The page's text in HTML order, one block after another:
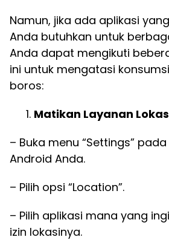
Namun, jika ada aplikasi
Anda butuhkan untuk
Anda dapat mengikuti
ini untuk mengatasi
boros:
Matikan Layanan
– Buka menu “Settings”
Android Anda.
– Pilih opsi “Location”.
– Pilih aplikasi mana yang
izin lokasinya.